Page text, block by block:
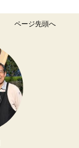
ページ先頭へ